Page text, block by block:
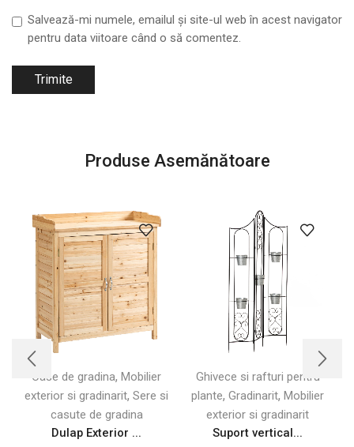
Salvează-mi numele, emailul și site-ul web în acest navigator
pentru data viitoare când o să comentez.
Produse Asemănătoare
Case de gradina, Mobilier
exterior si gradinarit, Sere si
casute de gradina
Dulap Exterior ...
Ghivece si rafturi pentru
plante, Gradinarit, Mobilier
exterior si gradinarit
Suport vertical...